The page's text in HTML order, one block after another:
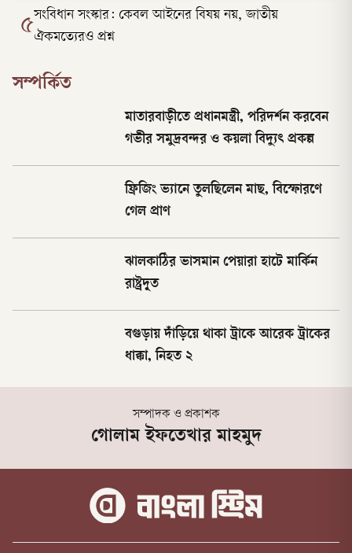
৫সংবিধান সংস্কার: কেবল আইনের বিষয় নয়, জাতীয়
ঐকমত্যেরও প্রশ্ন
সম্পর্কিত
মাতারবাড়ীতে প্রধানমন্ত্রী, পরিদর্শন করবেন
গভীর সমুদ্রবন্দর ও কয়লা বিদ্যুৎ প্রকল্প
ফ্রিজিং ভ্যানে তুলছিলেন মাছ, বিস্ফোরণে
গেল প্রাণ
ঝালকাঠির ভাসমান পেয়ারা হাটে মার্কিন
রাষ্ট্রদূত
বগুড়ায় দাঁড়িয়ে থাকা ট্রাকে আরেক ট্রাকের
ধাক্কা, নিহত ২
সম্পাদক ও প্রকাশক
গোলাম ইফতেখার মাহমুদ